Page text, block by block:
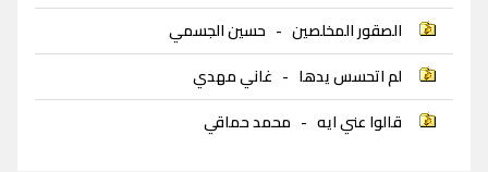
الصقور المخلصين - حسين الجسمي
لم اتحسس يدها - غاني مهدي
قالوا عني ايه - محمد حماقي